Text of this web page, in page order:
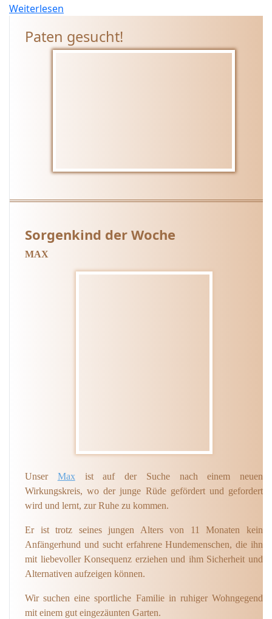
Weiterlesen
Paten gesucht!
Sorgenkind der Woche
MAX
Unser Maxist auf der Suche nach einem neuen
Wirkungskreis, wo der junge Rüde gefördert und gefordert
wird und lernt, zur Ruhe zu kommen.
Er ist trotz seines jungen Alters von 11 Monaten kein
Anfängerhund und sucht erfahrene Hundemenschen, die ihn
mit liebevoller Konsequenz erziehen und ihm Sicherheit und
Alternativen aufzeigen können.
Wir suchen eine sportliche Familie in ruhiger Wohngegend
mit einem gut eingezäunten Garten.